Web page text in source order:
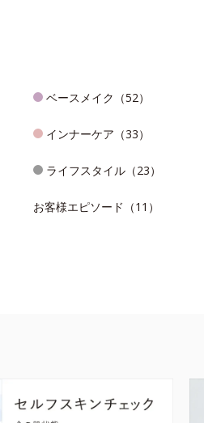
ベースメイク（52）
インナーケア（33）
ライフスタイル（23）
お客様エピソード（11）